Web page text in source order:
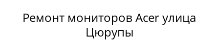
Ремонт мониторов Acer улица
Цюрупы